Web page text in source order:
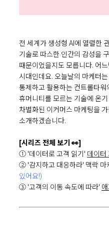
전 세계가 생성형 AI에 열렬한
기술로 따스한 인간의 감성을
때문이었을지도 모릅니다. 어
시대인데요. 오늘날의 마케터
통제하고 활용하는 컨트롤타
휴머니티를 모르는 기술에 온
차별화된 이커머스 마케팅을
소개하겠습니다.
[시리즈 전체 보기 👀]
① '데이터로 고객 읽기' 데이터
② '감지하고 대응하라' 맥락 마
있어요!)
③ '고객의 이동 속도에 따라'